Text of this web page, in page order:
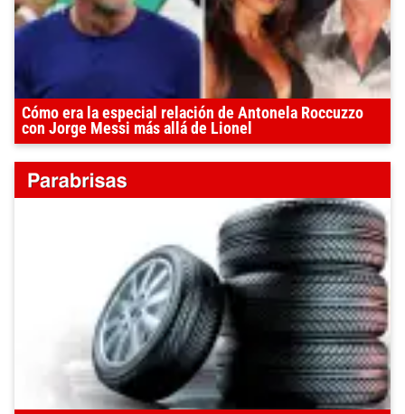
Cómo era la especial relación de Antonela Roccuzzo
con Jorge Messi más allá de Lionel